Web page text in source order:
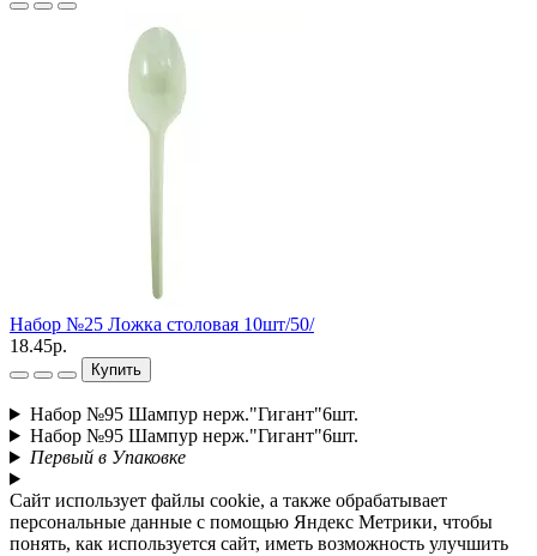
Набор №25 Ложка столовая 10шт/50/
18.45р.
Купить
Набор №95 Шампур нерж."Гигант"6шт.
Набор №95 Шампур нерж."Гигант"6шт.
Первый в Упаковке
Сайт использует файлы cookie, а также обрабатывает
персональные данные с помощью Яндекс Метрики, чтобы
понять, как используется сайт, иметь возможность улучшить